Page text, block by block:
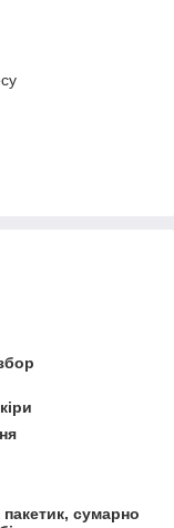
пакетик, сумарно